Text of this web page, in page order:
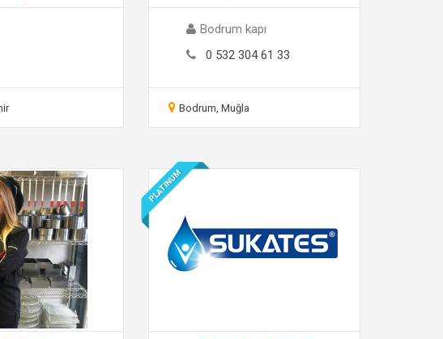
Bodrum kapı
0 532 304 61 33
Bodrum, Muğla
PLATINUM